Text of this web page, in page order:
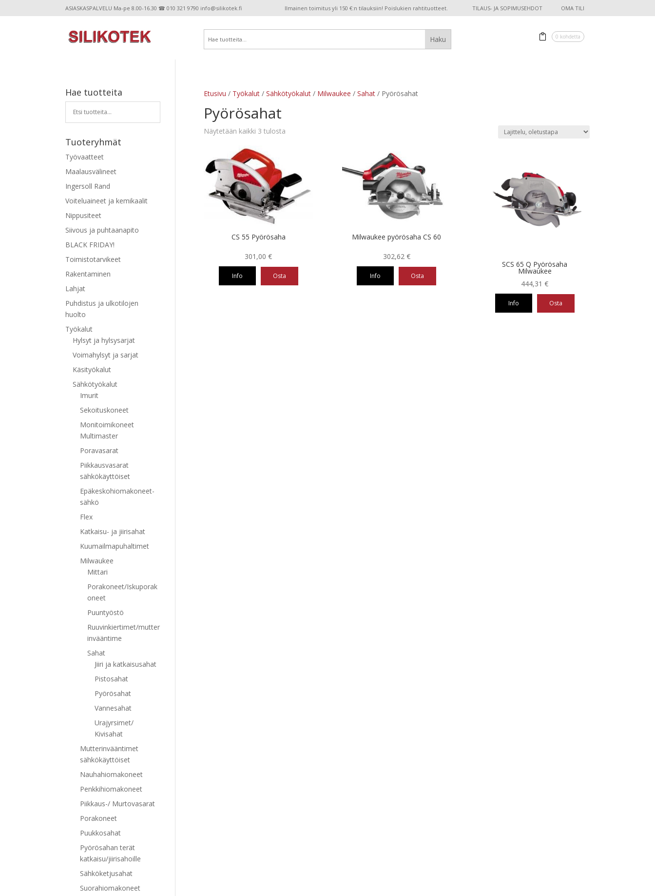
ASIASKASPALVELU Ma-pe 8.00-16.30 ☎ 010 321 9790 info@silikotek.fi Ilmainen toimitus yli 150 €:n tilauksiin! Poislukien rahtituotteet. TILAUS- JA SOPIMUSEHDOT OMA TILI
0 kohdetta
Etusivu / Työkalut/ Sähkötyökalut/ Milwaukee / Sahat/ Pyörösahat
Pyörösahat
Näytetään kaikki 3 tulosta
CS 55 Pyörösaha
301,00€
Info Osta
Milwaukee pyörösaha CS 60
302,62 €
Info Osta
SCS 65 Q Pyörösaha
Milwaukee
444,31€
Info Osta
Hae tuotteita
Tuoteryhmät
Työvaatteet
Maalausvälineet
Ingersoll Rand
Voiteluaineet ja kemikaalit
Nippusiteet
Siivous ja puhtaanapito
BLACK FRIDAY!
Toimistotarvikeet
Rakentaminen
Lahjat
Puhdistus ja ulkotilojen
huolto
Työkalut
Hylsyt ja hylsysarjat
Voimahylsyt ja sarjat
Käsityökalut
Sähkötyökalut
Imurit
Sekoituskoneet
Monitoimikoneet
Multimaster
Poravasarat
Piikkausvasarat
sähkökäyttöiset
Epäkeskohiomakoneet-
sähkö
Flex
Katkaisu- ja jiirisahat
Kuumailmapuhaltimet
Milwaukee
Mittari
Porakoneet/Iskuporak
oneet
Puuntyöstö
Ruuvinkiertimet/mutter
invääntime
Sahat
Jiiri ja katkaisusahat
Pistosahat
Pyörösahat
Vannesahat
Urajyrsimet/
Kivisahat
Mutterinvääntimet
sähkökäyttöiset
Nauhahiomakoneet
Penkkihiomakoneet
Piikkaus-/ Murtovasarat
Porakoneet
Puukkosahat
Pyörösahan terät
katkaisu/jiirisahoille
Sähköketjusahat
Suorahiomakoneet